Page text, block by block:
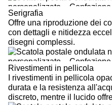
Serigrafia
Offre una riproduzione dei
con dettagli e nitidezza
disegni complessi.
Rivestimenti in pellicola
I rivestimenti in pellicola
durata e la resistenza
discreto, mentre il lucido